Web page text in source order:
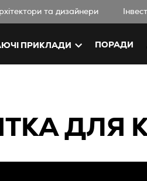
та дизайнери
ПРИКЛАДИ ПОРАДИ
ДЛЯ